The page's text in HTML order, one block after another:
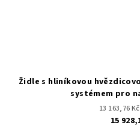
Židle s hliníkovou
systémem pro
13 163,76
15